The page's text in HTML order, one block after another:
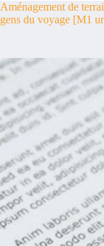
Aménagement de
gens du voyage [M1